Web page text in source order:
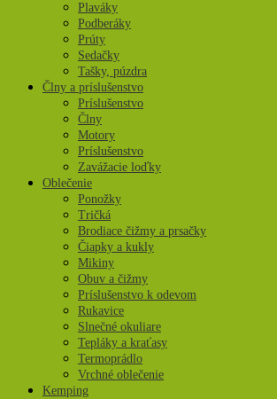
Plaváky
Podberáky
Prúty
Sedačky
Tašky, púzdra
Člny a príslušenstvo
Príslušenstvo
Člny
Motory
Príslušenstvo
Zavážacie loďky
Oblečenie
Ponožky
Tričká
Brodiace čižmy a prsačky
Čiapky a kukly
Mikiny
Obuv a čižmy
Príslušenstvo k odevom
Rukavice
Slnečné okuliare
Tepláky a kraťasy
Termoprádlo
Vrchné oblečenie
Kemping